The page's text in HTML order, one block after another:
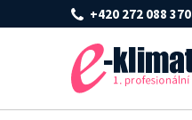
+420 272 088 370